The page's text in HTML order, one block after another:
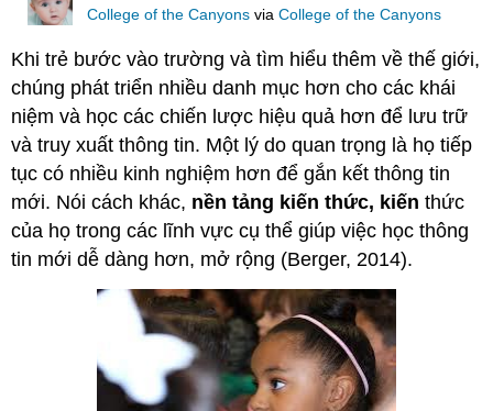
College of the Canyons viaCollege of the Canyons
Khi trẻ bước vào trường và tìm hiểu thêm về thế giới,
chúng phát triển nhiều danh mục hơn cho các khái
niệm và học các chiến lược hiệu quả hơn để lưu trữ
và truy xuất thông tin. Một lý do quan trọng là họ tiếp
tục có nhiều kinh nghiệm hơn để gắn kết thông tin
mới. Nói cách khác, nền tảng kiến thức, kiến thức
của họ trong các lĩnh vực cụ thể giúp việc học thông
tin mới dễ dàng hơn, mở rộng (Berger, 2014).